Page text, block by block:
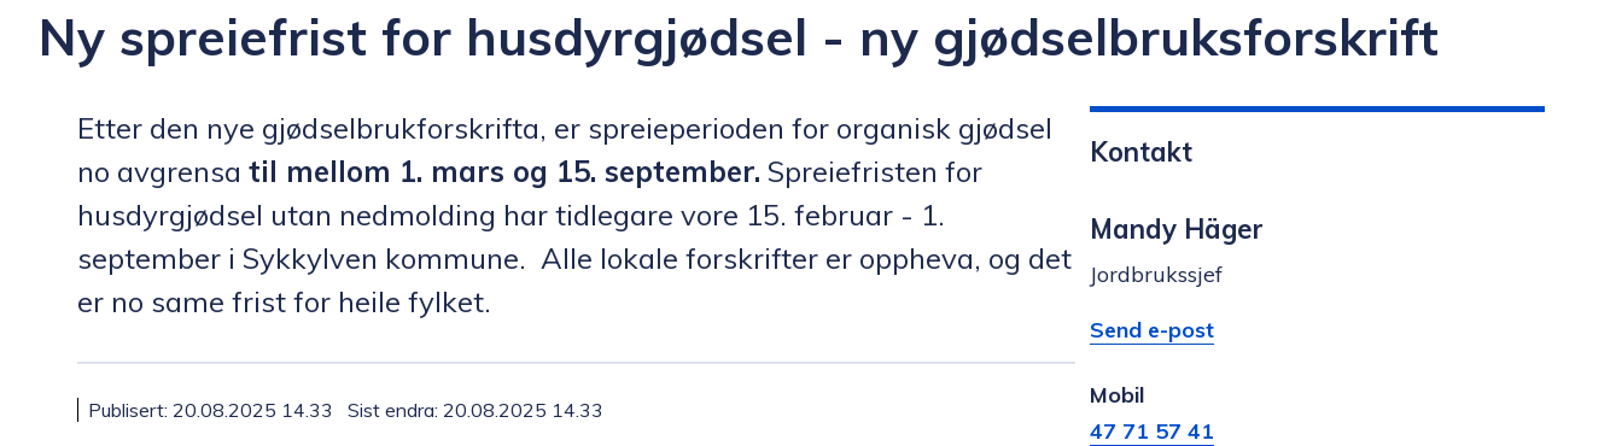
k
m
m
u
n
e
Ny spreiefrist for husdyrgjødsel - ny gjødselbruksforskrift
Etter den nye gjødselbrukforskrifta, er spreieperioden for organisk gjødsel
no avgrensa til mellom 1. mars og 15. september. Spreiefristen for
husdyrgjødsel utan nedmolding har tidlegare vore 15. februar - 1.
september i Sykkylven kommune. Alle lokale forskrifter er oppheva, og det
er no same frist for heile fylket.
Publisert 20.08.2025 14.33 Sist endra 20.08.2025 14.33
Kontakt
Mandy Häger
Jordbrukssjef
E-
Send e-posttil
Mobil
47 71 57 41